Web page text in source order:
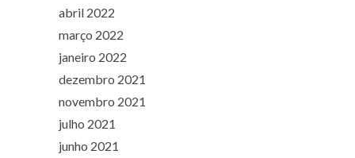
abril 2022
março 2022
janeiro 2022
dezembro 2021
novembro 2021
julho 2021
junho 2021